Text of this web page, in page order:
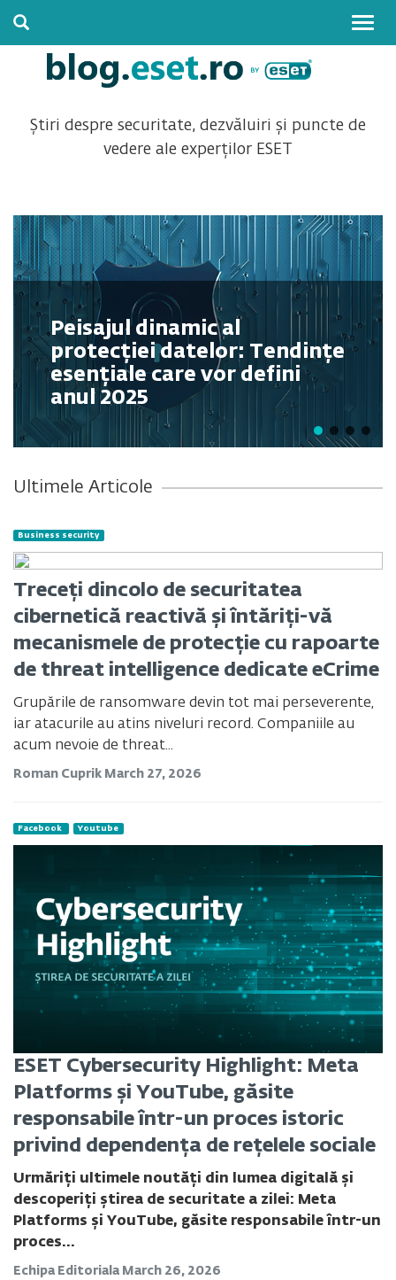
Știri despre securitate, dezvăluiri și puncte de
vedere ale experților ESET
Peisajul dinamic al
protecției datelor: Tendințe
esențiale care vor defini
anul 2025
Ultimele Articole
Business security
Treceți dincolo de securitatea
cibernetică reactivă și întăriți-vă
mecanismele de protecție cu rapoarte
de threat intelligence dedicate eCrime
Grupările de ransomware devin tot mai perseverente,
iar atacurile au atins niveluri record. Companiile au
acum nevoie de threat...
Roman Cuprik March 27, 2026
Facebook Youtube
ESET Cybersecurity Highlight: Meta
Platforms și YouTube, găsite
responsabile într-un proces istoric
privind dependența de rețelele sociale
Urmăriți ultimele noutăți din lumea digitală și
descoperiți știrea de securitate a zilei: Meta
Platforms și YouTube, găsite responsabile într-un
proces...
Echipa Editoriala March 26, 2026